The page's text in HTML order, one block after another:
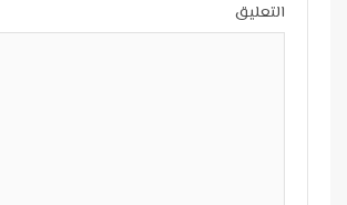
التعليق